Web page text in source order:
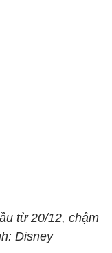
từ 20/12, chậm
Disney